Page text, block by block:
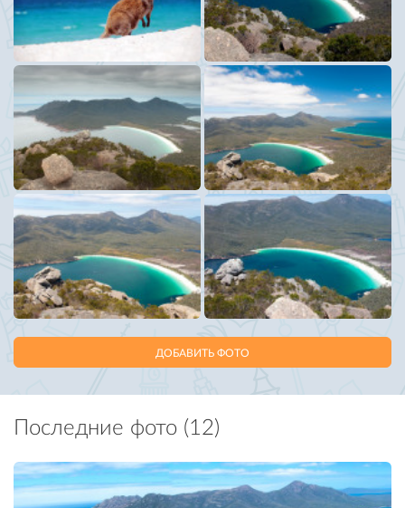
ДОБАВИТЬ ФОТО
Последние фото (12)